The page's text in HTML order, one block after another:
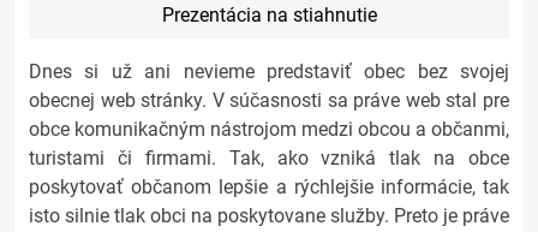
Prezentácia na stiahnutie
Dnes si už ani nevieme predstaviť obec bez svojej
obecnej web stránky. V súčasnosti sa práve web stal pre
obce komunikačným nástrojom medzi obcou a občanmi,
turistami či firmami. Tak, ako vzniká tlak na obce
poskytovať občanom lepšie a rýchlejšie informácie, tak
isto silnie tlak obci na poskytovane služby. Preto je práve